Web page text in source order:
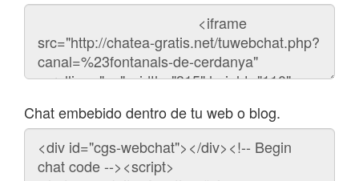
Código
chat
Chat embebido dentro de tu web o blog.
Código
para
embeber